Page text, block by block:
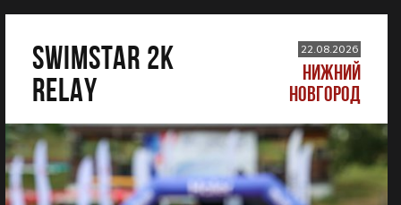
SWIMSTAR 2K
RELAY
22.08.2026
НИЖНИЙ
НОВГОРОД